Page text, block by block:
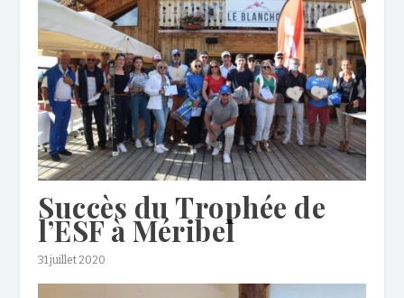
Succès du Trophée de
l’ESF à Méribel
31 juillet 2020